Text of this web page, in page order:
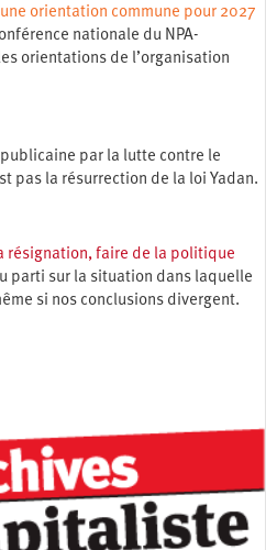
orientation commune pour 2027
nationale du NPA-
orientations de l’organisation
par la lutte contre le
pas la résurrection de la loi Yadan.
résignation, faire de la politique
parti sur la situation dans laquelle
si nos conclusions divergent.